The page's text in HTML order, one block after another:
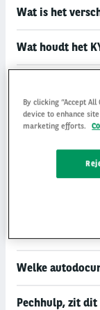
Wat is het
Wat houdt het
Moet ik de
Hoe kan ik een
over Hyundai
Aanvraag
Welke
Pechhulp, zit
By clicking “Accept
device to enhance
marketing efforts.